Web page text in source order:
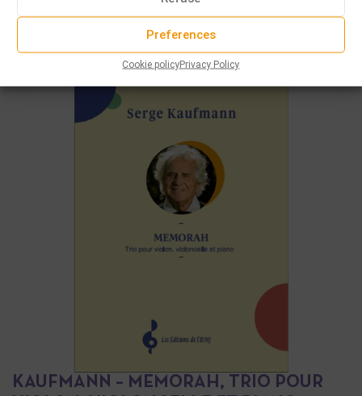
Preferences
Cookie policyPrivacy Policy
KAUFMANN – MEMORAH, TRIO POUR